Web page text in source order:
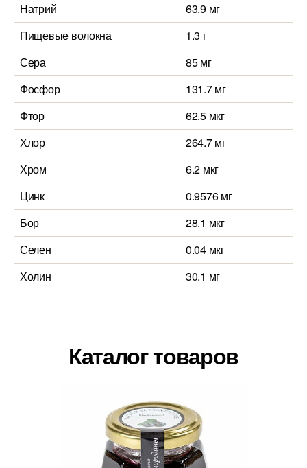
Натрий
63.9 мг
Пищевые волокна
1.3 г
Сера
85 мг
Фосфор
131.7 мг
Фтор
62.5 мкг
Хлор
264.7 мг
Хром
6.2 мкг
Цинк
0.9576 мг
Бор
28.1 мкг
Селен
0.04 мкг
Холин
30.1 мг
Каталог товаров